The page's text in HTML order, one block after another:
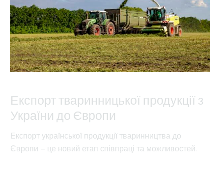
Експорт тваринницької продукції з
України до Європи
Експорт української продукції тваринництва до
Європи – це новий етап співпраці та можливостей.